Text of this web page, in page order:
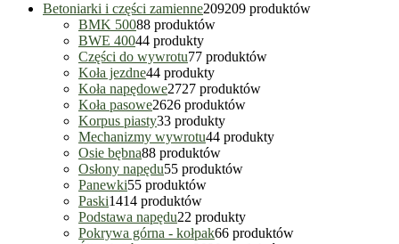
Betoniarki i części zamienne209209 produktów
BMK 50088 produktów
BWE 40044 produkty
Części do wywrotu77 produktów
Koła jezdne44 produkty
Koła napędowe2727 produktów
Koła pasowe2626 produktów
Korpus piasty33 produkty
Mechanizmy wywrotu44 produkty
Osie bębna88 produktów
Osłony napędu55 produktów
Panewki55 produktów
Paski1414 produktów
Podstawa napędu22 produkty
Pokrywa górna - kołpak66 produktów